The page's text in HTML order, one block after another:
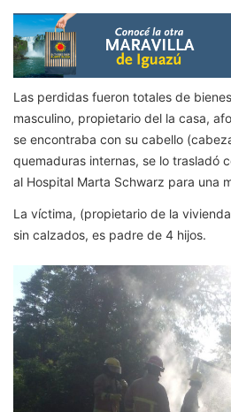
Las perdidas fueron totales de
masculino, propietario del la casa,
se encontraba con su cabello
quemaduras internas, se lo trasladó
al Hospital Marta Schwarz para una
La víctima, (propietario de la
sin calzados, es padre de 4 hijos.